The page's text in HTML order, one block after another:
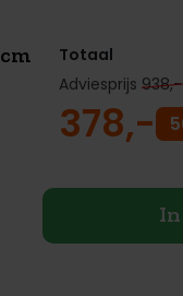
Totaal
Adviesprijs 938,-
378,-